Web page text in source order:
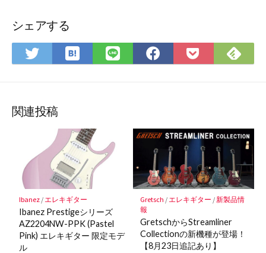
シェアする
Twitter
で
ア
は
て
ク
マ
ー
ク
に
保
存
LINE
で
Facebook
で
Pocket
に
で
関連投稿
Ibanez/ エレキギター
Ibanez Prestigeシリーズ
AZ2204NW-PPK (Pastel
Pink) エレキギター 限定モデ
ル
Gretsch / エレキギター /新製品情
報
GretschからStreamliner
Collectionの新機種が登場！
【8月23日追記あり】